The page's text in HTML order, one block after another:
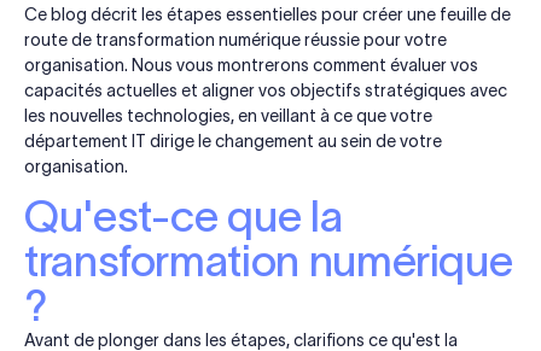
Ce blog décrit les étapes essentielles pour créer une feuille de
route de transformation numérique réussie pour votre
organisation. Nous vous montrerons comment évaluer vos
capacités actuelles et aligner vos objectifs stratégiques avec
les nouvelles technologies, en veillant à ce que votre
département IT dirige le changement au sein de votre
organisation.
Qu'est-ce que la
transformation numérique
?
Avant de plonger dans les étapes, clarifions ce qu'est la